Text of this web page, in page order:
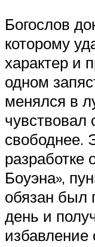
Богослов
которому
характер и
одном
менялся в
чувствовал
свободнее.
разработке
Боуэна»,
обязан был
день и
избавление